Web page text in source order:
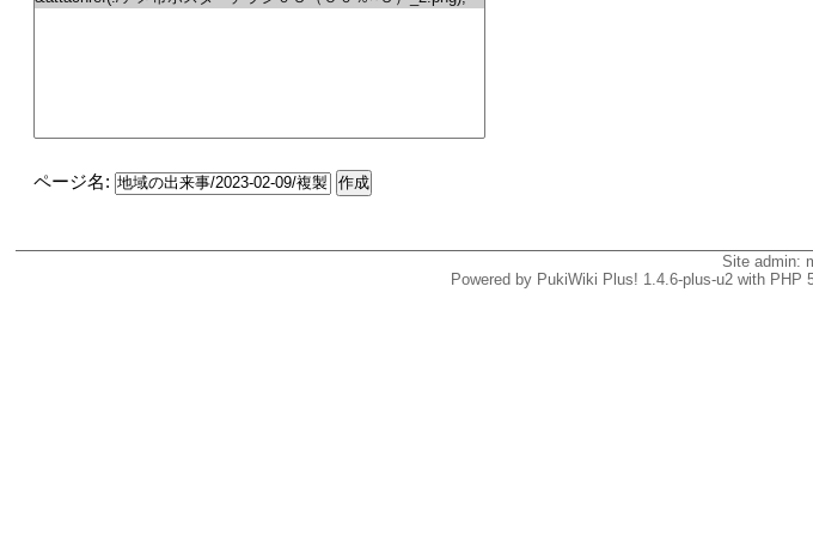
ページ名:
Site admin:
Powered by PukiWiki Plus! 1.4.6-plus-u2 with